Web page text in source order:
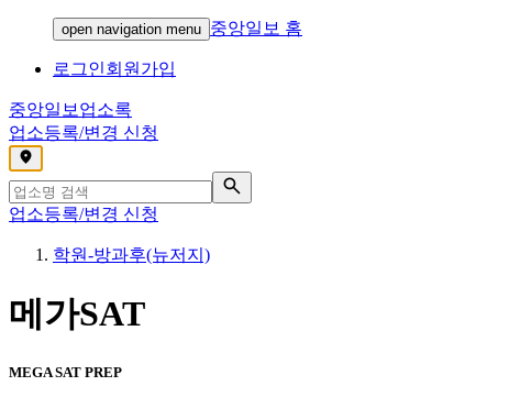
open navigation menu 중앙일보 홈
로그인회원가입
중앙일보 업소록
업소등록/변경 신청
,
업소등록/변경 신청
학원-방과후(뉴저지)
메가SAT
MEGA SAT PREP